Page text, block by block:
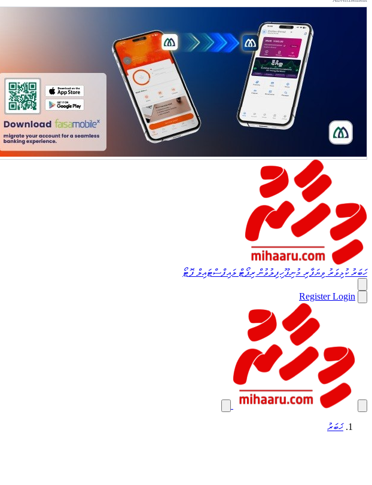
ހަބަރުކުޅިވަރު ވިޔަފާރި މުނިފޫހިފިލުވުންރިޕޯޓް ލައިފްސްޓައިލް ފޮޓޯ
RegisterLogin
ޚަބަރު